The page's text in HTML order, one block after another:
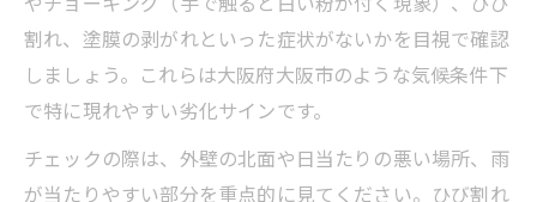
割れ、塗膜の剥がれといった症状がないかを目視で確認
しましょう。これらは大阪府大阪市のような気候条件下
で特に現れやすい劣化サインです。
チェックの際は、外壁の北面や日当たりの悪い場所、雨
が当たりやすい部分を重点的に見てください。ひび割れ